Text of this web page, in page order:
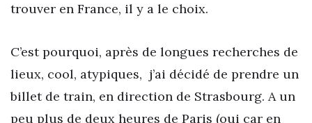
trouver en France, il y a le choix.
C’est pourquoi, après de longues recherches de
lieux, cool, atypiques, j’ai décidé de prendre un
billet de train, en direction de Strasbourg. A un
peu plus de deux heures de Paris (oui car en